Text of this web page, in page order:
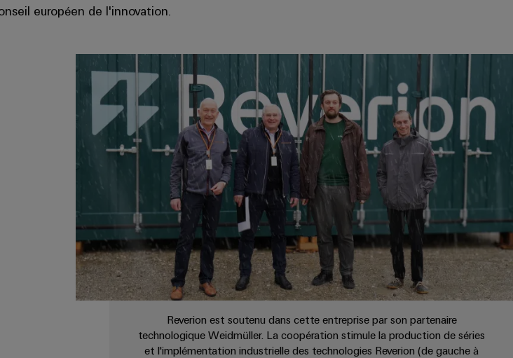
européen de l'innovation.
Reverion est soutenu dans cette entreprise par son partenaire
technologique Weidmüller. La coopération stimule la production de séries
et l'implémentation industrielle des technologies Reverion (de gauche à